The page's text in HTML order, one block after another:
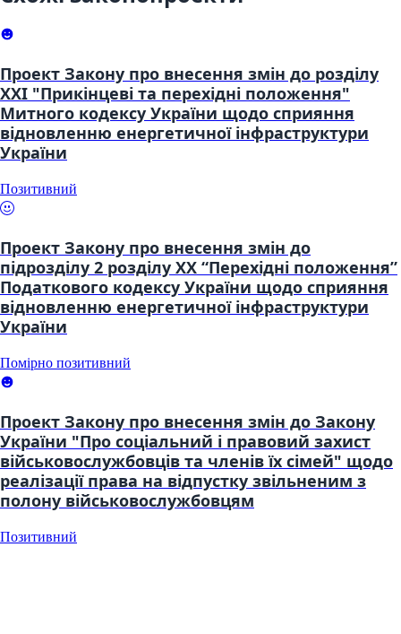
Проект Закону про внесення змін до розділу
XXI "Прикінцеві та перехідні положення"
Митного кодексу України щодо сприяння
відновленню енергетичної інфраструктури
України
Позитивний
Проект Закону про внесення змін до
підрозділу 2 розділу XX “Перехідні положення”
Податкового кодексу України щодо сприяння
відновленню енергетичної інфраструктури
України
Помірно позитивний
Проект Закону про внесення змін до Закону
України "Про соціальний і правовий захист
військовослужбовців та членів їх сімей" щодо
реалізації права на відпустку звільненим з
полону військовослужбовцям
Позитивний